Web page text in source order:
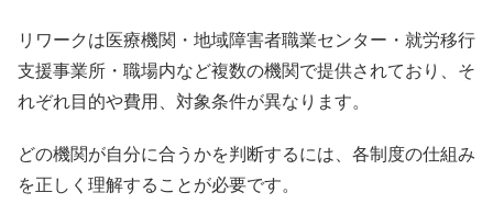
リワークは医療機関・地域障害者職業センター・就労移行
支援事業所・職場内など複数の機関で提供されており、そ
れぞれ目的や費用、対象条件が異なります。
どの機関が自分に合うかを判断するには、各制度の仕組み
を正しく理解することが必要です。